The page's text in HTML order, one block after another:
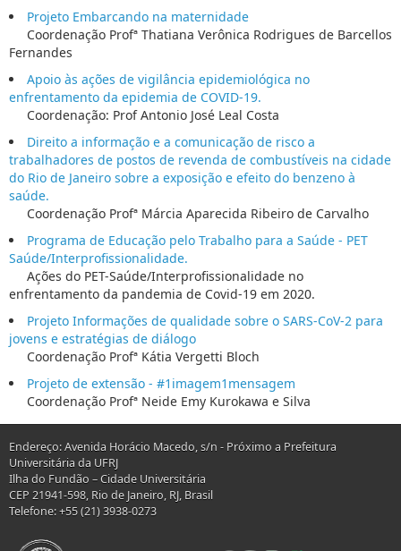
Projeto Embarcando na maternidade
Coordenação Profª Thatiana Verônica Rodrigues de Barcellos
Fernandes
Apoio às ações de vigilância epidemiológica no
enfrentamento da epidemia de COVID-19.
Coordenação: Prof Antonio José Leal Costa
Direito a informação e a comunicação de risco a
trabalhadores de postos de revenda de combustíveis na cidade
do Rio de Janeiro sobre a exposição e efeito do benzeno à
saúde.
Coordenação Profª Márcia Aparecida Ribeiro de Carvalho
Programa de Educação pelo Trabalho para a Saúde - PET
Saúde/Interprofissionalidade.
Ações do PET-Saúde/Interprofissionalidade no
enfrentamento da pandemia de Covid-19 em 2020.
Projeto Informações de qualidade sobre o SARS-CoV-2 para
jovens e estratégias de diálogo
Coordenação Profª Kátia Vergetti Bloch
Projeto de extensão - #1imagem1mensagem
Coordenação Profª Neide Emy Kurokawa e Silva
Endereço: Avenida Horácio Macedo, s/n - Próximo a Prefeitura
Universitária da UFRJ
Ilha do Fundão – Cidade Universitária
CEP 21941-598, Rio de Janeiro, RJ, Brasil
Telefone: +55 (21) 3938-0273